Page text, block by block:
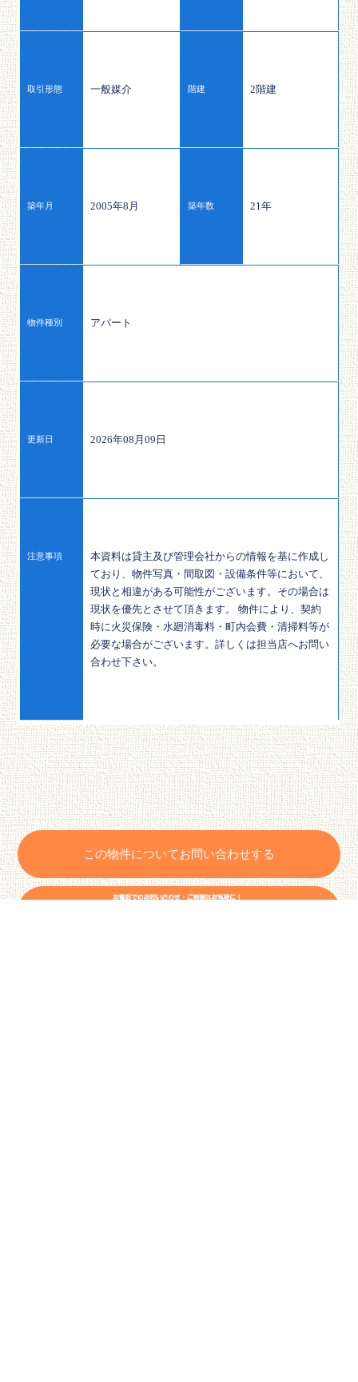
取引形態 一般媒介 階建 2階建
築年月 2005年8月 築年数 21年
物件種別 アパート
更新日 2026年08月09日
注意事項
本資料は貸主及び管理会社からの情報を基に作成し
ており、物件写真・間取図・設備条件等において、
現状と相違がある可能性がございます。その場合は
現状を優先とさせて頂きます。 物件により、契約
時に火災保険・水廻消毒料・町内会費・清掃料等が
必要な場合がございます。詳しくは担当店へお問い
合わせ下さい。
この物件についてお問い合わせする